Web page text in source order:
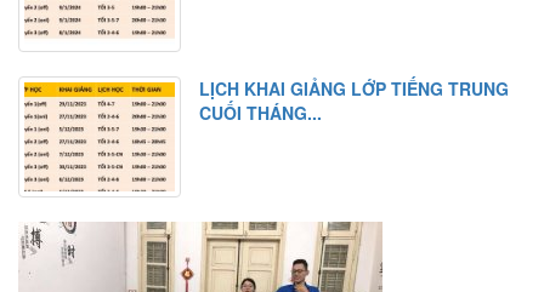
Từ mới
Chữ Hán
Ngữ pháp 1
Ngữ pháp 2
Bài khóa
Bài tập nghe hiểu
LỊCH KHAI GIẢNG LỚP TIẾNG TRUNG
CUỐI THÁNG...